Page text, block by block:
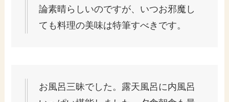
論素晴らしいのですが、いつお邪魔し
ても料理の美味は特筆すべきです。
お風呂三昧でした。露天風呂に内風呂